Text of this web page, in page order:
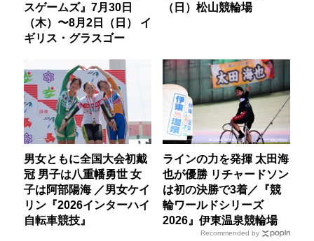
スゲームズ』7月30日
（木）〜8月2日（日） イ
ギリス・グラスゴー
（日）松山競輪場
男女ともに全国大会初戴
冠 男子は八重幡勇世 女
子は阿部陽海 ／男女ケイ
リン『2026インターハイ
自転車競技』
ラインの力を発揮 太田海
也が優勝 リチャードソン
は初の決勝で3着／『競
輪ワールドシリーズ
2026』伊東温泉競輪場
Recommended by